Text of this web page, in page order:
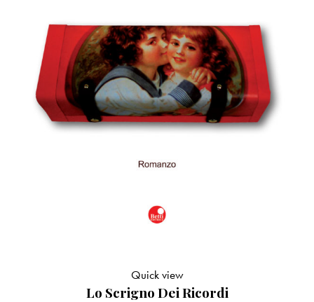
Lo Scrigno Dei Ricordi
Quick view